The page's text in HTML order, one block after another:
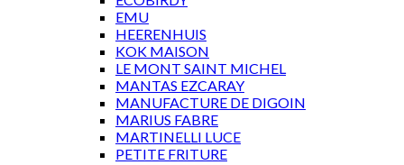
EMU
HEERENHUIS
KOK MAISON
LE MONT SAINT MICHEL
MANTAS EZCARAY
MANUFACTURE DE DIGOIN
MARIUS FABRE
MARTINELLI LUCE
PETITE FRITURE